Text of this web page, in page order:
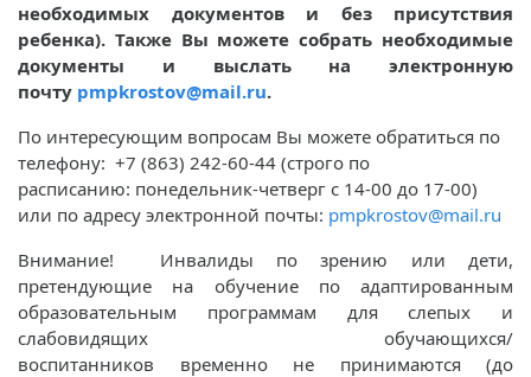
необходимых документов и без присутствия
ребенка). Также Вы можете собрать необходимые
документы и выслать на электронную
почту pmpkrostov@mail.ru.
По интересующим вопросам Вы можете обратиться по
телефону: +7 (863) 242-60-44 (строго по
расписанию: понедельник-четверг с 14-00 до 17-00)
или по адресу электронной почты: pmpkrostov@mail.ru
Внимание! Инвалиды по зрению или дети,
претендующие на обучение по адаптированным
образовательным программам для слепых и
слабовидящих обучающихся/
воспитанников временно не принимаются (до